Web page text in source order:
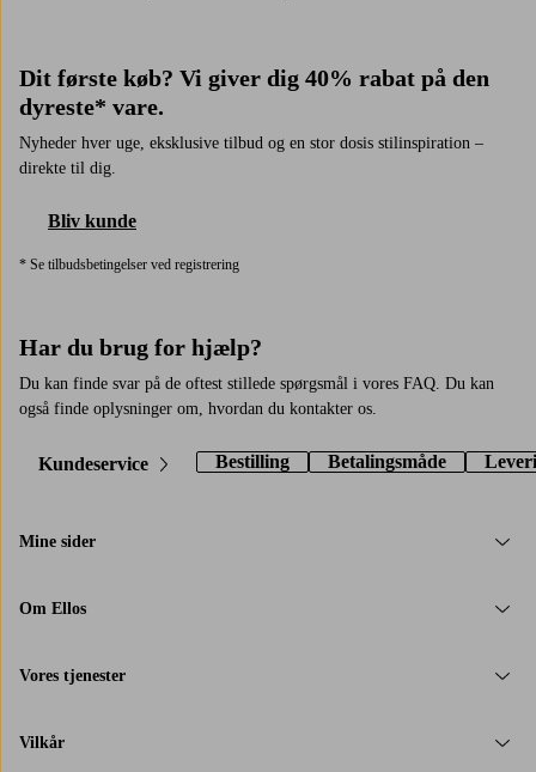
Dit første køb? Vi giver dig 40% rabat på den
dyreste* vare.
Nyheder hver uge, eksklusive tilbud og en stor dosis stilinspiration –
direkte til dig.
Bliv kunde
* Se tilbudsbetingelser ved registrering
Har du brug for hjælp?
Du kan finde svar på de oftest stillede spørgsmål i vores FAQ. Du kan
også finde oplysninger om, hvordan du kontakter os.
Kundeservice Bestilling Betalingsmåde
Mine sider
Om Ellos
Vores tjenester
Vilkår